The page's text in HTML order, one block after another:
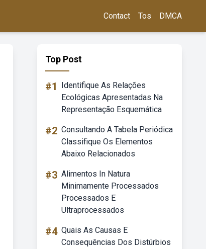
Contact Tos DMCA
Top Post
#1
Identifique As Relações
Ecológicas Apresentadas Na
Representação Esquemática
#2 Consultando A Tabela Periódica
Classifique Os Elementos
Abaixo Relacionados
#3 Alimentos In Natura
Minimamente Processados
Processados E
Ultraprocessados
#4 Quais As Causas E
Consequências Dos Distúrbios